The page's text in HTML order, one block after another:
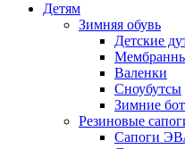
Детям
Зимняя обувь
Детские
Валенки
Сноубутсы
Зимние
Резиновые
Сапоги